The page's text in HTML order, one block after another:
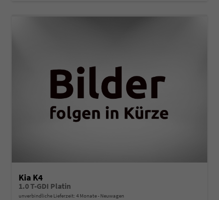
Kia K4
1.0 T-GDI Platin
unverbindliche Lieferzeit: 4 Monate Neuwagen